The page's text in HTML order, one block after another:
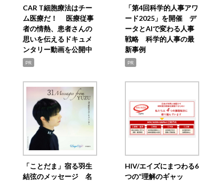
CAR T細胞療法はチー
ム医療だ！ 医療従事
者の情熱、患者さんの
思いを伝えるドキュメ
ンタリー動画を公開中
PR
「第4回科学的人事アワ
ード2025」を開催 デ
ータとAIで変わる人事
戦略 科学的人事の最
新事例
PR
「ことだま」宿る羽生
結弦のメッセージ 名
HIV/エイズにまつわる6
つの“理解のギャッ